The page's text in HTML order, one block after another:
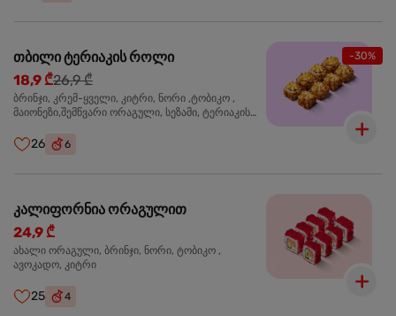
-30%
თბილი ტერიაკის როლი
18,9 ₾26,9 ₾
ბრინჯი, კრემ-ყველი, კიტრი, ნორი ,ტობიკო ,
მაიონეზი,შემწვარი ორაგული, სეზამი, ტერიაკის
26 6
კალიფორნია ორაგულით
24,9 ₾
ახალი ორაგული, ბრინჯი, ნორი, ტობიკო ,
ავოკადო, კიტრი
25 4